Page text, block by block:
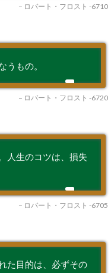
– ロバート・フロスト -6710
うもの。
– ロバート・フロスト -6720
人生のコツは、損失
– ロバート・フロスト -6705
た目的は、必ずその